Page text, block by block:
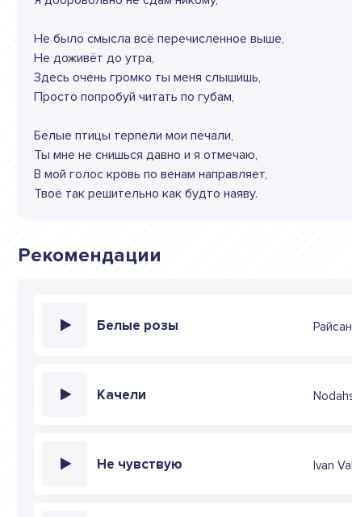
Не было смысла всё перечисленное выше,
Не доживёт до утра,
Здесь очень громко ты меня слышишь,
Просто попробуй читать по губам,
Белые птицы терпели мои печали,
Ты мне не снишься давно и я отмечаю,
В мой голос кровь по венам направляет,
Твоё так решительно как будто наяву.
Рекомендации
Белые розы Райсан
Качели
Не чувствую Ivan